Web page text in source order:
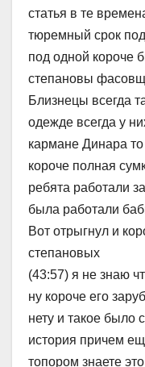
статья в те
тюремный срок под
под одной короче
степановы
Близнецы всегда
одежде всегда у
кармане Динара то
короче полная
ребята работали
была работали
Вот отрыгнул и
степановых
(43:57) я не знаю
ну короче его
нету и такое было
история причем
топором знаете